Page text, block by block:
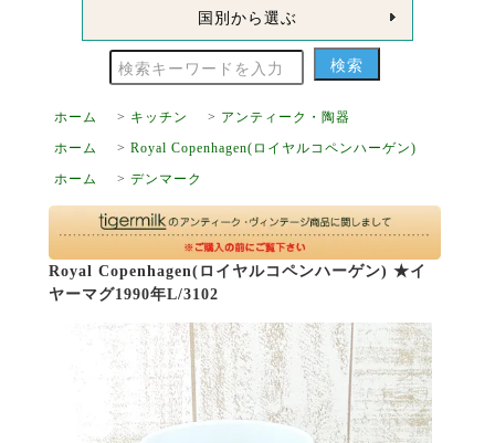
国別から選ぶ
ホーム > キッチン > アンティーク・陶器
ホーム
>Royal Copenhagen(ロイヤルコペンハーゲン)
ホーム
>デンマーク
Royal Copenhagen(ロイヤルコペンハーゲン) ★イ
ヤーマグ1990年L/3102